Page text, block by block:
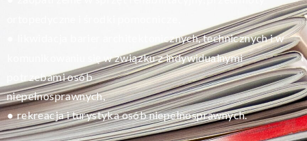
likwidacja barier architektonicznych, technicznych i w
komunikowaniu się w związku z indywidualnymi
potrzebami osób
niepełnosprawnych,
●rekreacja i turystyka osób niepełnosprawnych.